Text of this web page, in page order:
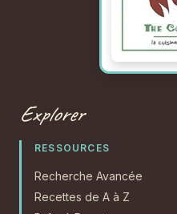
Explorer
RESSOURCES
Recherche Avancée
Recettes de A à Z